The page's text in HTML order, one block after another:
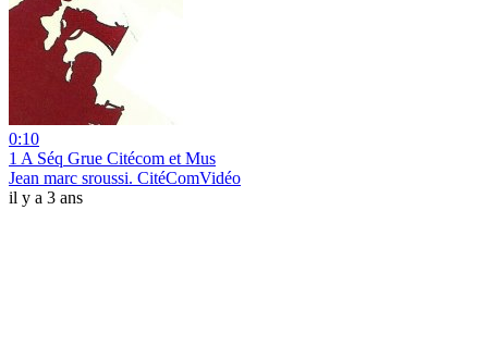
0:10
1 A Séq Grue Citécom et Mus
Jean marc sroussi. CitéComVidéo
il y a 3 ans